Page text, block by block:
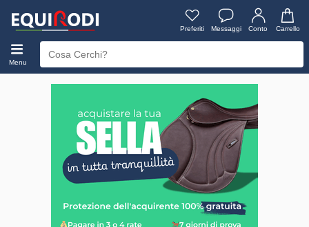
Preferiti Messaggi Conto Carrello
Menu